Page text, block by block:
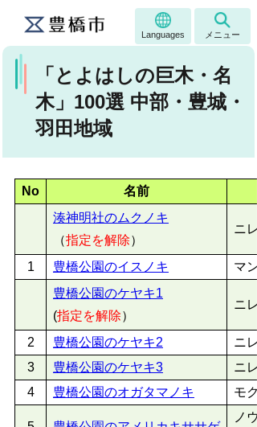
Languages メニュー
「とよはしの巨木・名
木」100選 中部・豊城・
羽田地域
No
名前
湊神明社のムクノキ
（指定を解除）
ニ
1 豊橋公園のイスノキ
マ
豊橋公園のケヤキ1
(指定を解除）
ニ
2 豊橋公園のケヤキ2
ニ
3
豊橋公園のケヤキ3
ニ
4
豊橋公園のオガタマノキ モ
ノ